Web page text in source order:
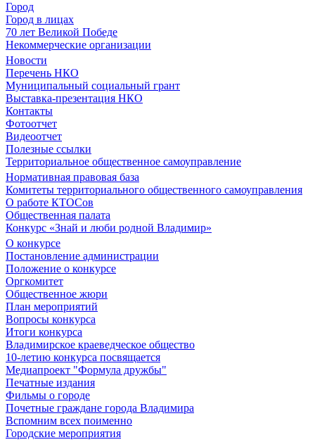
Город
Город в лицах
70 лет Великой Победе
Некоммерческие организации
Новости
Перечень НКО
Муниципальный социальный грант
Выставка-презентация НКО
Контакты
Фотоотчет
Видеоотчет
Полезные ссылки
Территориальное общественное самоуправление
Нормативная правовая база
Комитеты территориального общественного самоуправления
О работе КТОСов
Общественная палата
Конкурс «Знай и люби родной Владимир»
О конкурсе
Постановление администрации
Положение о конкурсе
Оргкомитет
Общественное жюри
План мероприятий
Вопросы конкурса
Итоги конкурса
Владимирское краеведческое общество
10-летию конкурса посвящается
Медиапроект "Формула дружбы"
Печатные издания
Фильмы о городе
Почетные граждане города Владимира
Вспомним всех поименно
Городские мероприятия